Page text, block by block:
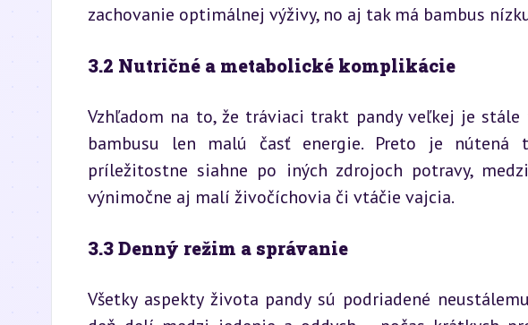
zachovanie optimálnej výživy, no aj tak má bambus
3.2 Nutričné a metabolické komplikácie
Vzhľadom na to, že tráviaci trakt pandy veľkej je stále
bambusu len malú časť energie. Preto je nútená
príležitostne siahne po iných zdrojoch potravy,
výnimočne aj malí živočíchovia či vtáčie vajcia.
3.3 Denný režim a správanie
Všetky aspekty života pandy sú podriadené